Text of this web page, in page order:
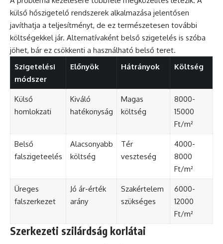
külső hőszigetelő rendszerek alkalmazása jelentősen
javíthatja a teljesítményt, de ez természetesen további
költségekkel jár. Alternatívaként belső szigetelés is szóba
jöhet, bár ez csökkenti a használható belső teret.
Szigetelési
módszer
Előnyök Hátrányok Költség
Külső
homlokzati
Kiváló
hatékonyság
Magas
költség
8000-
15000
Ft/m²
Belső
falszigeteelés
Alacsonyabb
költség
Tér
veszteség
4000-
8000
Ft/m²
Üreges
falszerkezet
Jó ár-érték
arány
Szakértelem
szükséges
6000-
12000
Ft/m²
Szerkezeti szilárdság korlátai